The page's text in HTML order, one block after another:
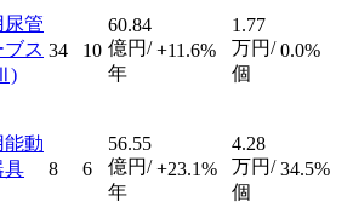
尿管
ブス 34 10
60.84
億円/
年
+11.6%
1.77
万円/
個
0.0%
能動
具
8 6
56.55
億円/
年
+23.1%
4.28
万円/
個
34.5%